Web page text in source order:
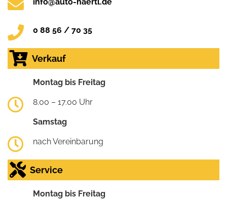
0 88 56 / 70 35
Verkauf
Montag bis Freitag
8.00 – 17.00 Uhr
Samstag
nach Vereinbarung
Service
Montag bis Freitag